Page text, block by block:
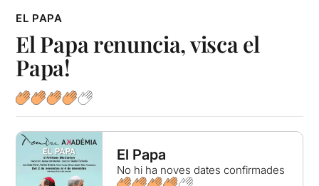
EL PAPA
El Papa renuncia, visca el
Papa!
El Papa
No hi ha noves dates confirmades